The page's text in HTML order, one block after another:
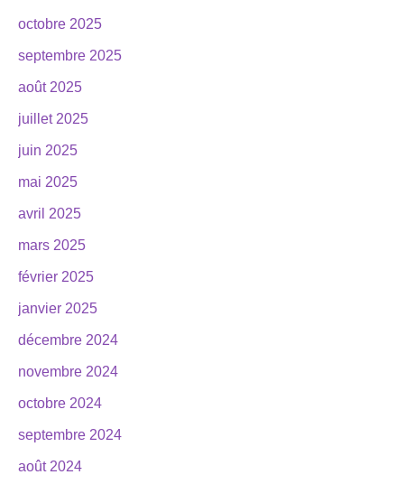
octobre 2025
septembre 2025
août 2025
juillet 2025
juin 2025
mai 2025
avril 2025
mars 2025
février 2025
janvier 2025
décembre 2024
novembre 2024
octobre 2024
septembre 2024
août 2024